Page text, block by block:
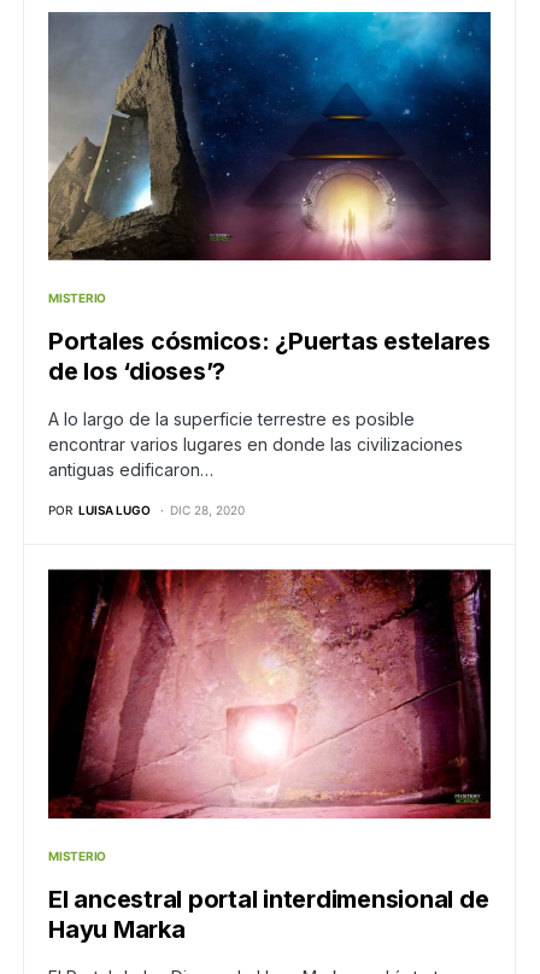
MISTERIO
Portales cósmicos: ¿Puertas estelares
de los ‘dioses’?
A lo largo de la superficie terrestre es posible
encontrar varios lugares en donde las civilizaciones
antiguas edificaron…
POR LUISA LUGO DIC 28, 2020
MISTERIO
El ancestral portal interdimensional de
Hayu Marka